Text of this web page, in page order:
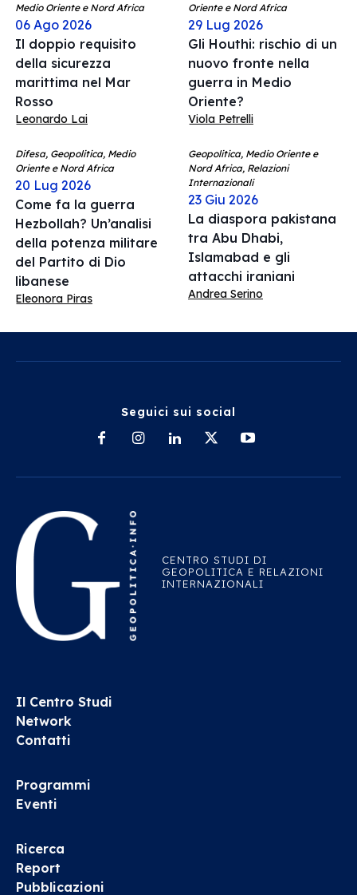
Medio Oriente e Nord Africa
06 Ago 2026
Il doppio requisito
della sicurezza
marittima nel Mar
Rosso
Leonardo Lai
Oriente e Nord Africa
29 Lug 2026
Gli Houthi: rischio di un
nuovo fronte nella
guerra in Medio
Oriente?
Viola Petrelli
Difesa, Geopolitica, Medio
Oriente e Nord Africa
20 Lug 2026
Come fa la guerra
Hezbollah? Un’analisi
della potenza militare
del Partito di Dio
libanese
Eleonora Piras
Geopolitica, Medio Oriente e
Nord Africa, Relazioni
Internazionali
23 Giu 2026
La diaspora pakistana
tra Abu Dhabi,
Islamabad e gli
attacchi iraniani
Andrea Serino
Seguici sui social
CENTRO STUDI DI
GEOPOLITICA E RELAZIONI
INTERNAZIONALI
Il Centro Studi
Network
Contatti
Programmi
Eventi
Ricerca
Report
Pubblicazioni